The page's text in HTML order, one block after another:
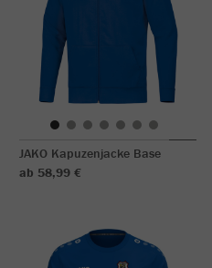
JAKO Kapuzenjacke Base
ab 58,99 €